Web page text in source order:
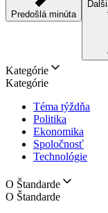
Predošlá minúta
Kategórie
Kategórie
Téma týždňa
Politika
Ekonomika
Spoločnosť
Technológie
O Štandarde
O Štandarde